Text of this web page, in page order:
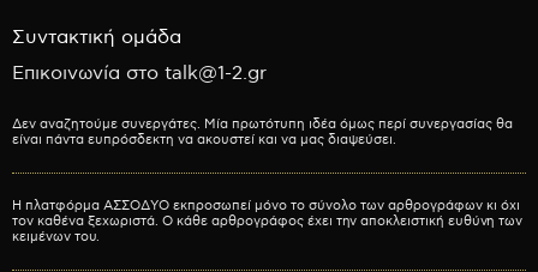
Συντακτική ομάδα
Επικοινωνία στο talk@1-2.gr
Δεν αναζητούμε συνεργάτες. Μία πρωτότυπη ιδέα όμως περί συνεργασίας θα
είναι πάντα ευπρόσδεκτη να ακουστεί και να μας διαψεύσει.
Η πλατφόρμα ΑΣΣΟΔΥΟ εκπροσωπεί μόνο το σύνολο των αρθρογράφων κι όχι
τον καθένα ξεχωριστά. Ο κάθε αρθρογράφος έχει την αποκλειστική ευθύνη των
κειμένων του.